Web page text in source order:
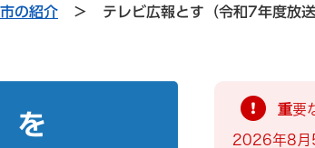
市の紹介 > テレビ広報とす（令和7年度放
を
重要
2026年8月